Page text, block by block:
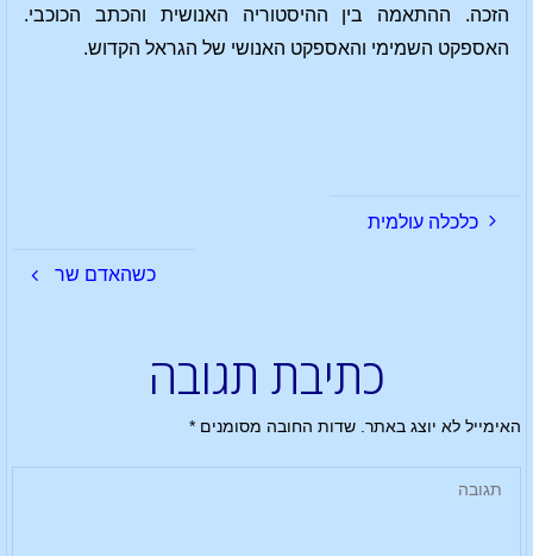
הזכה. ההתאמה בין ההיסטוריה האנושית והכתב הכוכבי.
האספקט השמימי והאספקט האנושי של הגראל הקדוש.
כלכלה עולמית
כשהאדם שר
כתיבת תגובה
האימייל לא יוצג באתר. שדות החובה מסומנים*